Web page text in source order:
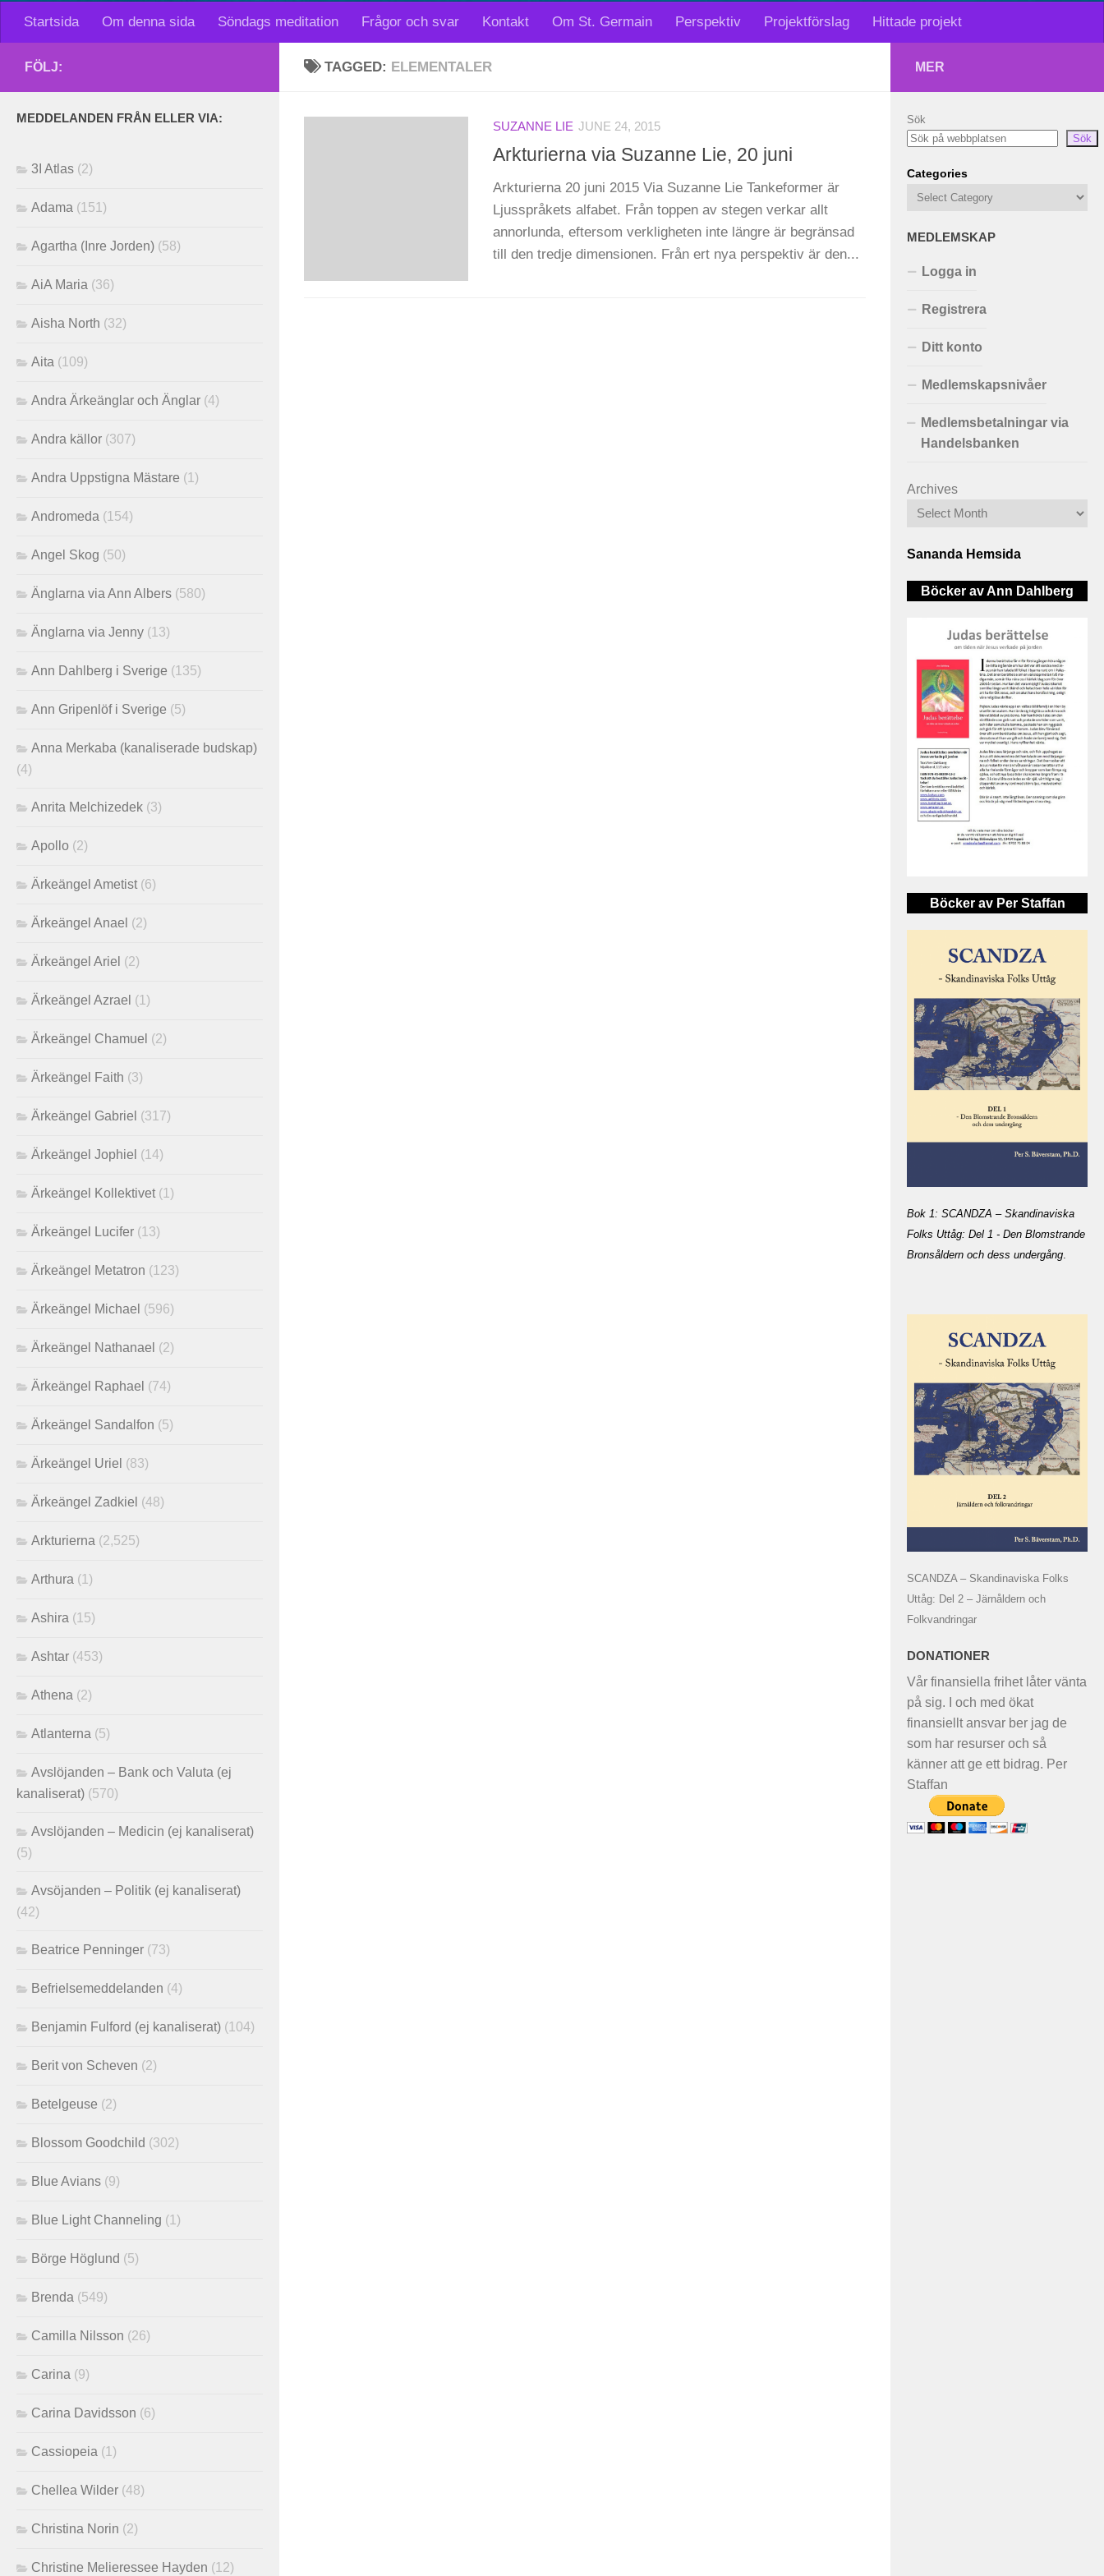
Startsida Om denna sida Söndags meditation Frågor och svar Kontakt Om St. Germain Perspektiv Projektförslag Hittade projekt
TAGGED: ELEMENTALER
SUZANNE LIE JUNE 24, 2015
Arkturierna via Suzanne Lie, 20 juni
Arkturierna 20 juni 2015 Via Suzanne Lie Tankeformer är
Ljusspråkets alfabet. Från toppen av stegen verkar allt
annorlunda, eftersom verkligheten inte längre är begränsad
till den tredje dimensionen. Från ert nya perspektiv är den...
FÖLJ:
MEDDELANDEN FRÅN ELLER VIA:
3I Atlas (2)
Adama (151)
Agartha (Inre Jorden) (58)
AiA Maria (36)
Aisha North (32)
Aita (109)
Andra Ärkeänglar och Änglar (4)
Andra källor (307)
Andra Uppstigna Mästare (1)
Andromeda (154)
Angel Skog (50)
Änglarna via Ann Albers (580)
Änglarna via Jenny (13)
Ann Dahlberg i Sverige (135)
Ann Gripenlöf i Sverige (5)
Anna Merkaba (kanaliserade budskap)
(4)
Anrita Melchizedek (3)
Apollo (2)
Ärkeängel Ametist (6)
Ärkeängel Anael (2)
Ärkeängel Ariel (2)
Ärkeängel Azrael (1)
Ärkeängel Chamuel (2)
Ärkeängel Faith (3)
Ärkeängel Gabriel (317)
Ärkeängel Jophiel (14)
Ärkeängel Kollektivet (1)
Ärkeängel Lucifer (13)
Ärkeängel Metatron (123)
Ärkeängel Michael (596)
Ärkeängel Nathanael (2)
Ärkeängel Raphael (74)
Ärkeängel Sandalfon (5)
Ärkeängel Uriel (83)
Ärkeängel Zadkiel (48)
Arkturierna (2,525)
Arthura (1)
Ashira (15)
Ashtar (453)
Athena (2)
Atlanterna (5)
Avslöjanden – Bank och Valuta (ej
kanaliserat) (570)
Avslöjanden – Medicin (ej kanaliserat)
(5)
Avsöjanden – Politik (ej kanaliserat)
(42)
Beatrice Penninger (73)
Befrielsemeddelanden (4)
Benjamin Fulford (ej kanaliserat) (104)
Berit von Scheven (2)
Betelgeuse (2)
Blossom Goodchild (302)
Blue Avians (9)
Blue Light Channeling (1)
Börge Höglund (5)
Brenda (549)
Camilla Nilsson (26)
Carina (9)
Carina Davidsson (6)
Cassiopeia (1)
Chellea Wilder (48)
Christina Norin (2)
Christine Melieressee Hayden (12)
MER
Sök
Sök
Categories
MEDLEMSKAP
Logga in
Registrera
Ditt konto
Medlemskapsnivåer
Medlemsbetalningar via
Handelsbanken
Archives
Sananda Hemsida
Böcker av Ann Dahlberg
Böcker av Per Staffan
Bok 1: SCANDZA – Skandinaviska
Folks Uttåg: Del 1 - Den Blomstrande
Bronsåldern och dess undergång.
SCANDZA – Skandinaviska Folks
Uttåg: Del 2 – Järnåldern och
Folkvandringar
DONATIONER
Vår finansiella frihet låter vänta
på sig. I och med ökat
finansiellt ansvar ber jag de
som har resurser och så
känner att ge ett bidrag. Per
Staffan